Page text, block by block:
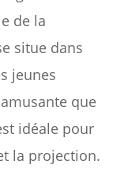
de la
situe dans
jeunes
que
idéale pour
la projection.